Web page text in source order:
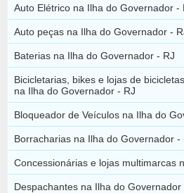
Auto Elétrico na Ilha do Governador -
Auto peças na Ilha do Governador -
Baterias na Ilha do Governador - RJ
Bicicletarias, bikes e lojas de
na Ilha do Governador - RJ
Bloqueador de Veículos na Ilha do
Borracharias na Ilha do Governador -
Concessionárias e lojas multimarcas
Despachantes na Ilha do Governador